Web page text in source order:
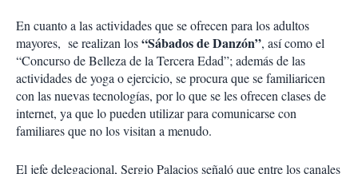
En cuanto a las actividades que se ofrecen para los adultos
mayores, se realizan los“Sábados de Danzón”, así como el
“Concurso de Belleza de la Tercera Edad”; además de las
actividades de yoga o ejercicio, se procura que se familiaricen
con las nuevas tecnologías, por lo que se les ofrecen clases de
internet, ya que lo pueden utilizar para comunicarse con
familiares que no los visitan a menudo.
El jefe delegacional, Sergio Palacios señaló que entre los canales